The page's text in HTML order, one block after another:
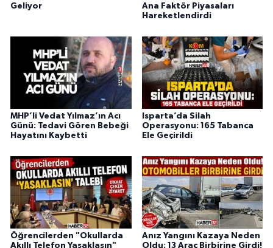
Geliyor
Ana Faktör Piyasaları
Hareketlendirdi
MHP’li Vedat Yılmaz’ın Acı
Günü: Tedavi Gören Bebeği
Hayatını Kaybetti
Isparta’da Silah
Operasyonu: 165 Tabanca
Ele Geçirildi
Öğrencilerden "Okullarda
Akıllı Telefon Yasaklasın"
Anız Yangını Kazaya Neden
Oldu: 13 Araç Birbirine Girdi!